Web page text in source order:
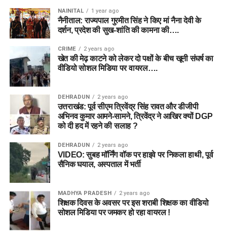
NAINITAL 1 year ago
नैनीताल: राज्यपाल गुरमीत सिंह ने किए मां नैना देवी के
दर्शन, प्रदेश की सुख-शांति की कामना की….
CRIME 2 years ago
खेत की मेढ़ काटने को लेकर दो पक्षों के बीच खूनी संघर्ष का
वीडियो सोशल मिडिया पर वायरल….
DEHRADUN 2 years ago
उत्तराखंड: पूर्व सीएम त्रिवेंद्र सिंह रावत और डीजीपी
अभिनव कुमार आमने-सामने, त्रिवेंद्र ने आखिर क्यों DGP
को दी हद में रहने की सलाह ?
DEHRADUN 2 years ago
VIDEO: सुबह मॉर्निंग वॉक पर हाइवे पर निकला हाथी, पूर्व
सैनिक घयाल, अस्पताल में भर्ती
MADHYA PRADESH 2 years ago
शिक्षक दिवस के अवसर पर इस शराबी शिक्षक का वीडियो
सोशल मिडिया पर जमकर हो रहा वायरल !